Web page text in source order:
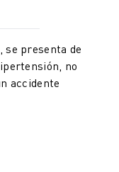
presenta de
no
accidente